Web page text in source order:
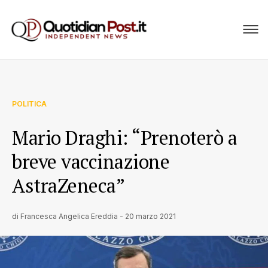
POLITICA
Mario Draghi: “Prenoterò a
breve vaccinazione
AstraZeneca”
di Francesca Angelica Ereddia - 20 marzo 2021